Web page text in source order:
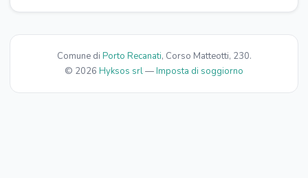
Comune di Porto Recanati, Corso Matteotti, 230.
© 2026 Hyksos srl—Imposta di soggiorno